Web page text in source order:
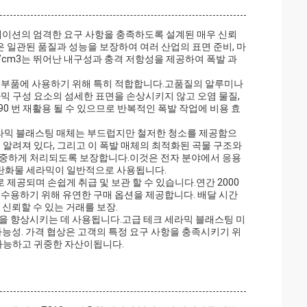
션의 엄격한 요구 사항을 충족하도록 설계된 매우 신뢰
관된 품질과 성능을 보장하여 여러 산업의 표면 준비, 마
는 뛰어난 내구성과 충격 저항성을 제공하여 폭발 과
품에 사용하기 위해 특히 적합합니다.고품질의 알루미나
구성 요소의 섬세한 표면을 손상시키지 않고 오염 물질,
번 재활용 될 수 있으므로 반복적인 폭발 작업에 비용 효
블래스팅 매체는 부드럽지만 철저한 청소를 제공함으
려져 있다, 그리고 이 폭발 매체의 최적화된 곡물 구조와
하게 처리되도록 보장합니다.이것은 전자 분야에서 응용
물 세라믹이 일반적으로 사용됩니다.
공되며 손쉽게 취급 및 보관 할 수 있습니다.연간 2000
용하기 위해 유연한 구매 옵션을 제공합니다. 배달 시간
뢰할 수 있는 거래를 보장.
향상시키는 데 사용됩니다.고급 테크 세라믹 블래스팅 미
성. 가격 협상은 고객의 특정 요구 사항을 충족시키기 위
하고 귀중한 자산이됩니다.